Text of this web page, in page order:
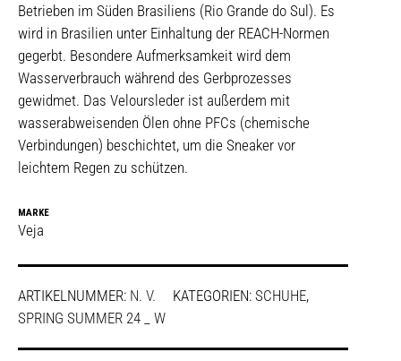
Betrieben im Süden Brasiliens (Rio Grande do Sul). Es
wird in Brasilien unter Einhaltung der REACH-Normen
gegerbt. Besondere Aufmerksamkeit wird dem
Wasserverbrauch während des Gerbprozesses
gewidmet. Das Veloursleder ist außerdem mit
wasserabweisenden Ölen ohne PFCs (chemische
Verbindungen) beschichtet, um die Sneaker vor
leichtem Regen zu schützen.
MARKE
Veja
ARTIKELNUMMER: N. V. KATEGORIEN: SCHUHE,
SPRING SUMMER 24 _ W